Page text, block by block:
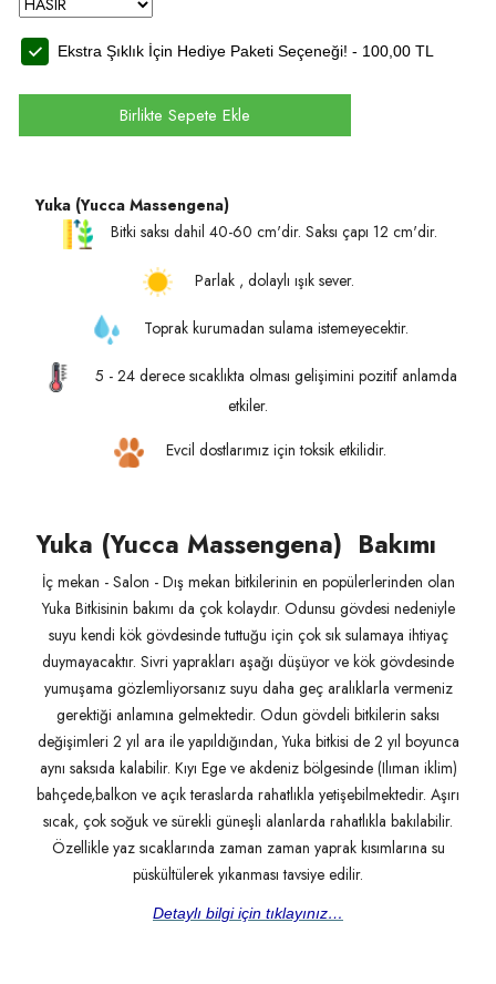
Ekstra Şıklık İçin Hediye Paketi Seçeneği! - 100,00 TL
Birlikte Sepete Ekle
Yuka (Yucca Massengena)
Bitki saksı dahil 40-60 cm'dir. Saksı çapı 12 cm'dir.
Parlak , dolaylı ışık sever.
Toprak kurumadan sulama istemeyecektir.
5 - 24 derece sıcaklıkta olması gelişimini pozitif anlamda
etkiler.
Evcil dostlarımız için toksik etkilidir.
Yuka (Yucca Massengena) Bakımı
İç mekan - Salon - Dış mekan bitkilerinin en popülerlerinden olan
Yuka Bitkisinin bakımı da çok kolaydır. Odunsu gövdesi nedeniyle
suyu kendi kök gövdesinde tuttuğu için çok sık sulamaya ihtiyaç
duymayacaktır. Sivri yaprakları aşağı düşüyor ve kök gövdesinde
yumuşama gözlemliyorsanız suyu daha geç aralıklarla vermeniz
gerektiği anlamına gelmektedir. Odun gövdeli bitkilerin saksı
değişimleri 2 yıl ara ile yapıldığından, Yuka bitkisi de 2 yıl boyunca
aynı saksıda kalabilir. Kıyı Ege ve akdeniz bölgesinde (Ilıman iklim)
bahçede,balkon ve açık teraslarda rahatlıkla yetişebilmektedir. Aşırı
sıcak, çok soğuk ve sürekli güneşli alanlarda rahatlıkla bakılabilir.
Özellikle yaz sıcaklarında zaman zaman yaprak kısımlarına su
püskültülerek yıkanması tavsiye edilir.
Detaylı bilgi için tıklayınız…